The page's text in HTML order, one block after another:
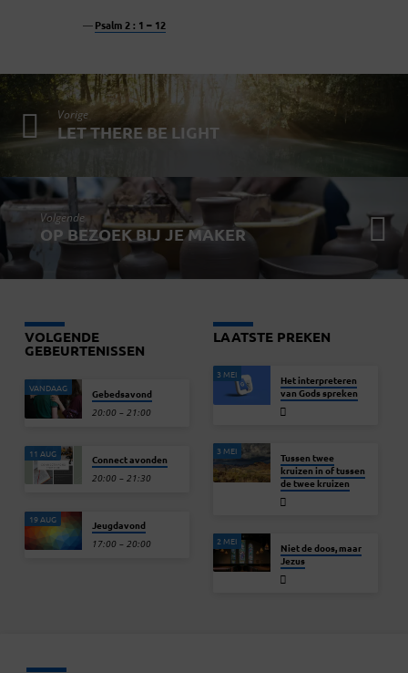
Psalm 2 : 1 – 12
Vorige
LET THERE BE LIGHT
Volgende
OP BEZOEK BIJ JE MAKER
VOLGENDE
GEBEURTENISSEN
VANDAAG Gebedsavond
20:00 – 21:00
11 AUG Connect avonden
20:00 – 21:30
19 AUG Jeugdavond
17:00 – 20:00
LAATSTE PREKEN
3 MEI
Het interpreteren
van Gods spreken
3 MEI
Tussen twee
kruizen in of tussen
de twee kruizen
2 MEI
Niet de doos, maar
Jezus